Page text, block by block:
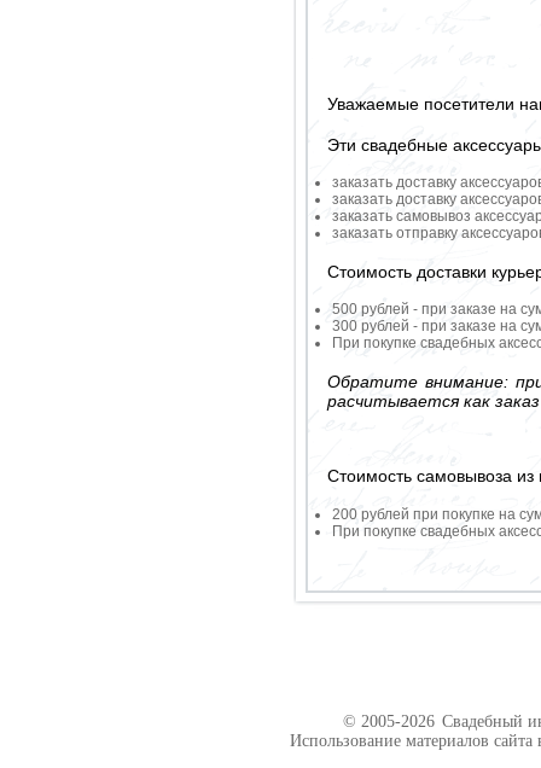
Уважаемые посетители
Эти свадебные
заказать доставку
заказать доставку
заказать самовывоз
заказать отправку
Стоимость доставки
500 рублей - при заказе на
300 рублей - при заказе на
При покупке свадебных
Обратите внимание:
расчитывается как
Стоимость самовывоза из
200 рублей при покупке на
При покупке свадебных
© 2005-2026 Свадебный
Использование материалов